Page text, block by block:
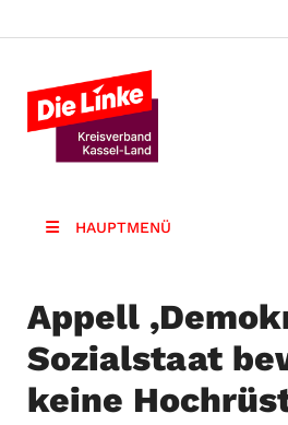
HAUPTMENÜ
Appell
Sozialstaat
keine